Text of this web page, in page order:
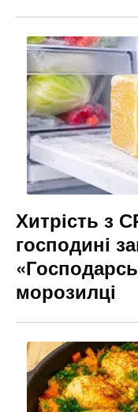
Хитрість з
господині
морозилці